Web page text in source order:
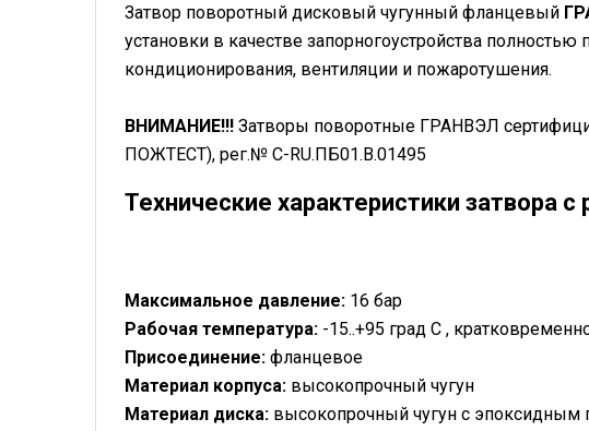
Затвор поворотный дисковый чугунный фланцевый
установки в качестве запорногоустройства
кондиционирования, вентиляции и пожаротушения.
ВНИМАНИЕ!!! Затворы поворотные ГРАНВЭЛ
ПОЖТЕСТ), рег.№ С-RU.ПБ01.В.01495
Технические характеристики затвора
Максимальное давление: 16 бар
Рабочая температура: -15..+95 град С ,
Присоединение: фланцевое
Материал корпуса: высокопрочный чугун
Материал диска: высокопрочный чугун с эпоксидным